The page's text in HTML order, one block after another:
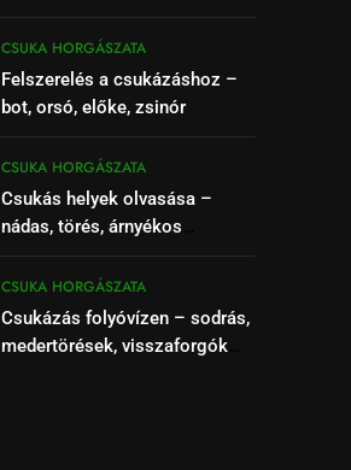
CSUKA HORGÁSZATA
Felszerelés a csukázáshoz –
bot, orsó, előke, zsinór
CSUKA HORGÁSZATA
Csukás helyek olvasása –
nádas, törés, árnyékos
CSUKA HORGÁSZATA
Csukázás folyóvízen – sodrás,
medertörések, visszaforgók